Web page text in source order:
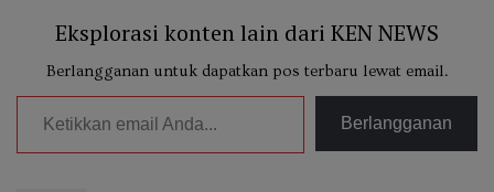
Eksplorasi konten lain dari KEN NEWS
Berlangganan untuk dapatkan pos terbaru lewat email.
Ketikkan email Anda...
Berlangganan